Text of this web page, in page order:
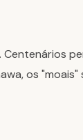
Centenários
os